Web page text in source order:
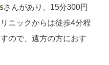
さんがあり、15分300円
ニックからは徒歩4分程
ので、遠方の方におす